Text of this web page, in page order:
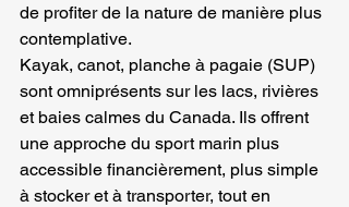
de profiter de la nature de manière plus
contemplative.
Kayak, canot, planche à pagaie (SUP)
sont omniprésents sur les lacs, rivières
et baies calmes du Canada. Ils offrent
une approche du sport marin plus
accessible financièrement, plus simple
à stocker et à transporter, tout en